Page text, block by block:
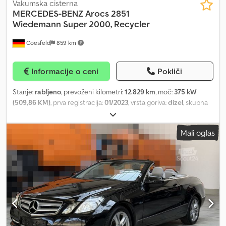
Coesfeld 859 km
Vakumska cisterna
MERCEDES-BENZArocs 2851
Wiedemann Super 2000, Recycler
Informacije o ceni Pokliči
Stanje: rabljeno, prevoženi kilometri:12.829 km, moč: 375 kW
(509,86 KM), prva registracija:01/2023, vrsta goriva:dizel, skupna
, konfiguracija osi:
samodejen, emisijski razred:Euro 6, skupna širina:2.550 mm,
, Leto izdelave:2022, Oprema:
ABS,
elektronski program stabilnosti (ESP), klimatska naprava,
navigacijski sistem, ++ RENT ++ BUY ++ RENT ++ BUY ++ RENT ++
BUY ++ Mercedes-Benz Arocs 2681 L 6x2 Wiedemann Super 2000
8.0/5.0/1.0, Water Recovery System Body * Wiedemann enviro tec
* Super 2000 8.0/5.0/1.0 Water Recycling Unit * 14,000-liter Tank
Capacity * 1,000 liters Fresh Water * 5,000 liters Wash Water *
8,000 liters Sludge Volume * Tank emptied by tipping at 45°
Vacuum System * Wiedemann & Reichhardt KW 4000 * 4,000
Mali oglas